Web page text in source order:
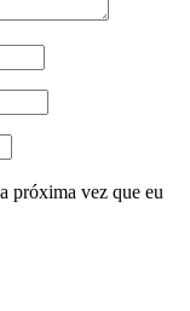
próxima vez que eu